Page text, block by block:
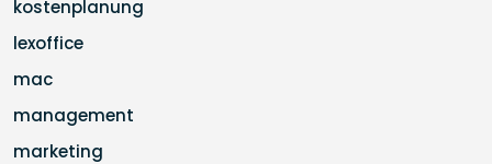
kostenplanung
lexoffice
mac
management
marketing